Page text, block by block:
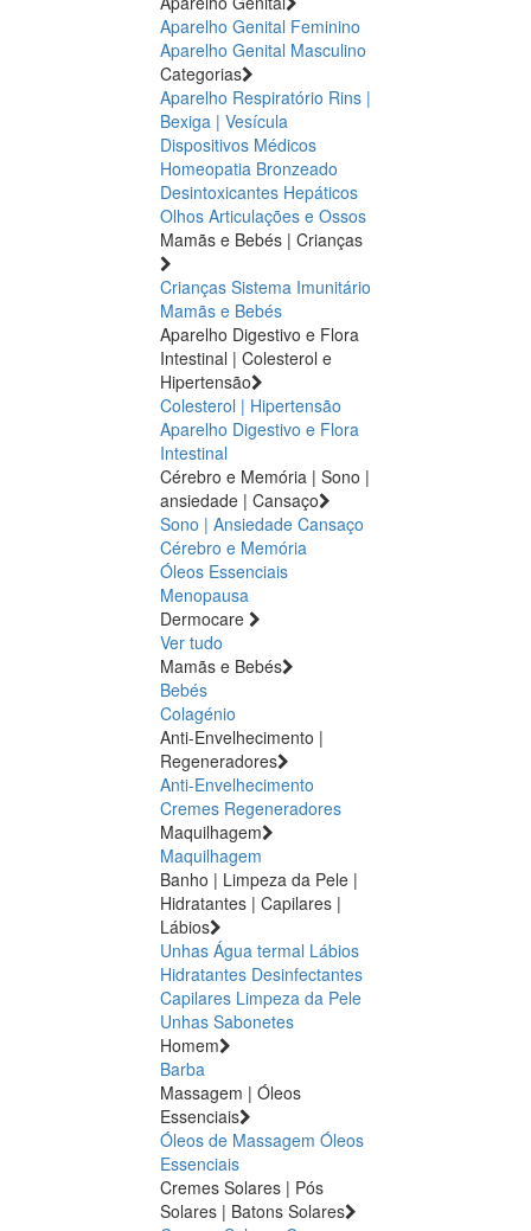
Aparelho Genital Feminino
Aparelho Genital Masculino
Categorias
Aparelho Respiratório Rins |
Bexiga | Vesícula
Dispositivos Médicos
Homeopatia Bronzeado
Desintoxicantes Hepáticos
Olhos Articulações e Ossos
Mamãs e Bebés | Crianças
Crianças Sistema Imunitário
Mamãs e Bebés
Aparelho Digestivo e Flora
Intestinal | Colesterol e
Hipertensão
Colesterol | Hipertensão
Aparelho Digestivo e Flora
Intestinal
Cérebro e Memória | Sono |
ansiedade | Cansaço
Sono | Ansiedade Cansaço
Cérebro e Memória
Óleos Essenciais
Menopausa
Dermocare
Ver tudo
Mamãs e Bebés
Bebés
Colagénio
Anti-Envelhecimento |
Regeneradores
Anti-Envelhecimento
Cremes Regeneradores
Maquilhagem
Maquilhagem
Banho | Limpeza da Pele |
Hidratantes | Capilares |
Lábios
Unhas Água termal Lábios
Hidratantes Desinfectantes
Capilares Limpeza da Pele
Unhas Sabonetes
Homem
Barba
Massagem | Óleos
Essenciais
Óleos de Massagem Óleos
Essenciais
Cremes Solares | Pós
Solares | Batons Solares